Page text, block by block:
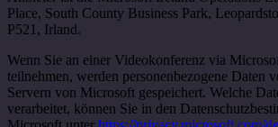
Place, South County Business Park,
P521, Irland.
Wenn Sie an einer Videokonferenz via
teilnehmen, werden personenbezogene Daten
Servern von Microsoft gespeichert. Welche
verarbeitet, können Sie in den